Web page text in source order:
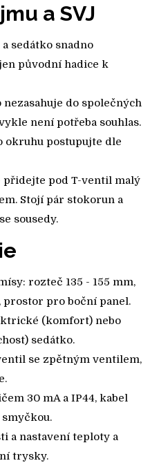
a SVJ
sedátko snadno
původní hadice k
nezasahuje do společných
není potřeba souhlas.
okruhu postupujte dle
přidejte pod T-ventil malý
Stojí pár stokorun a
sousedy.
rozteč 135 - 155 mm,
prostor pro boční panel.
(komfort) nebo
sedátko.
se zpětným ventilem,
30 mA a IP44, kabel
a nastavení teploty a
trysky.